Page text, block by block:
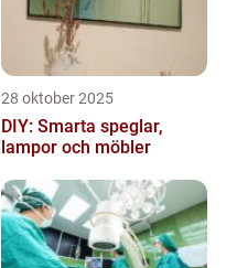
28 oktober 2025
DIY: Smarta speglar,
lampor och möbler